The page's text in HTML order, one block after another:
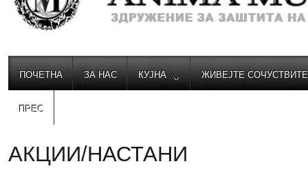
ПОЧЕТНА ЗА НАС КУЈНА ЖИВЕЈТЕ
ПРЕС
АКЦИИ/НАСТАНИ